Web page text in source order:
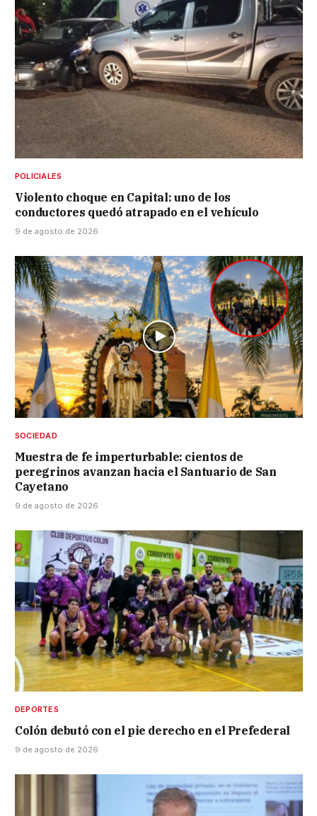
POLICIALES
Violento choque en Capital: uno de los
conductores quedó atrapado en el vehículo
9 de agosto de 2026
SOCIEDAD
Muestra de fe imperturbable: cientos de
peregrinos avanzan hacia el Santuario de San
Cayetano
9 de agosto de 2026
DEPORTES
Colón debutó con el pie derecho en el Prefederal
9 de agosto de 2026